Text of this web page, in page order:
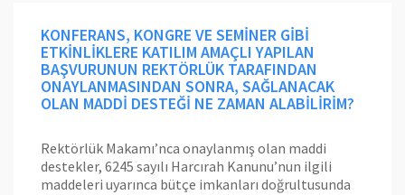
KONFERANS, KONGRE VE SEMİNER GİBİ
ETKİNLİKLERE KATILIM AMAÇLI YAPILAN
BAŞVURUNUN REKTÖRLÜK TARAFINDAN
ONAYLANMASINDAN SONRA, SAĞLANACAK
OLAN MADDİ DESTEĞİ NE ZAMAN ALABİLİRİM?
Rektörlük Makamı’nca onaylanmış olan maddi
destekler, 6245 sayılı Harcırah Kanunu’nun ilgili
maddeleri uyarınca bütçe imkanları doğrultusunda